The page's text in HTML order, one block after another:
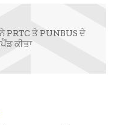
PRTC ਤੇ PUNBUS ਦੇ
ਕੀਤਾ